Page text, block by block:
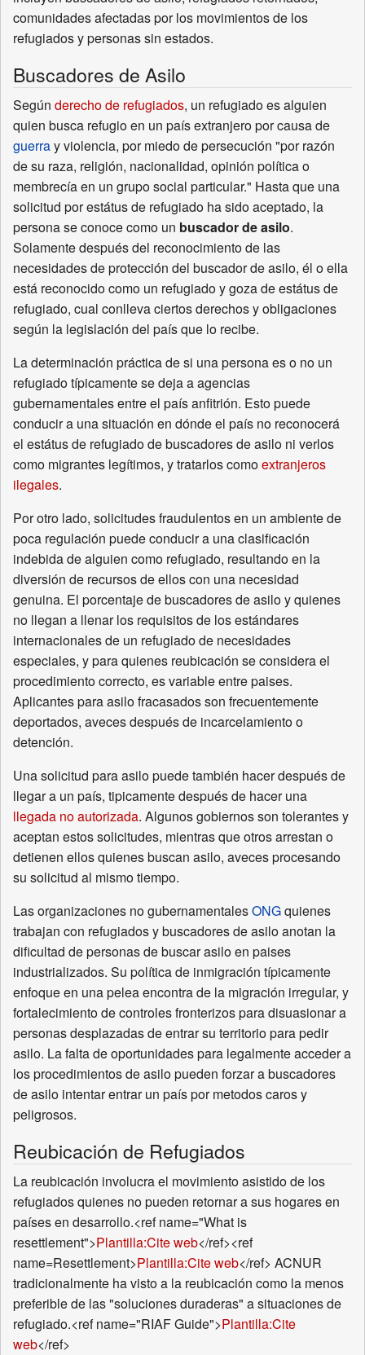
comunidades afectadas por los movimientos de los
refugiados y personas sin estados.
Buscadores de Asilo
Según derecho de refugiados, un refugiado es alguien
quien busca refugio en un país extranjero por causa de
guerray violencia, por miedo de persecución "por razón
de su raza, religión, nacionalidad, opinión política o
membrecía en un grupo social particular." Hasta que una
solicitud por estátus de refugiado ha sido aceptado, la
persona se conoce como un buscador de asilo.
Solamente después del reconocimiento de las
necesidades de protección del buscador de asilo, él o ella
está reconocido como un refugiado y goza de estátus de
refugiado, cual conlleva ciertos derechos y obligaciones
según la legislación del país que lo recibe.
La determinación práctica de si una persona es o no un
refugiado típicamente se deja a agencias
gubernamentales entre el país anfitrión. Esto puede
conducir a una situación en dónde el país no reconocerá
el estátus de refugiado de buscadores de asilo ni verlos
como migrantes legítimos, y tratarlos comoextranjeros
ilegales.
Por otro lado, solicitudes fraudulentos en un ambiente de
poca regulación puede conducir a una clasificación
indebida de alguien como refugiado, resultando en la
diversión de recursos de ellos con una necesidad
genuina. El porcentaje de buscadores de asilo y quienes
no llegan a llenar los requisitos de los estándares
internacionales de un refugiado de necesidades
especiales, y para quienes reubicación se considera el
procedimiento correcto, es variable entre paises.
Aplicantes para asilo fracasados son frecuentemente
deportados, aveces después de incarcelamiento o
detención.
Una solicitud para asilo puede también hacer después de
llegar a un país, tipicamente después de hacer una
llegada no autorizada. Algunos gobiernos son tolerantes y
aceptan estos solicitudes, mientras que otros arrestan o
detienen ellos quienes buscan asilo, aveces procesando
su solicitud al mismo tiempo.
Las organizaciones no gubernamentalesONGquienes
trabajan con refugiados y buscadores de asilo anotan la
dificultad de personas de buscar asilo en paises
industrializados. Su política de inmigración típicamente
enfoque en una pelea encontra de la migración irregular, y
fortalecimiento de controles fronterizos para disuasionar a
personas desplazadas de entrar su territorio para pedir
asilo. La falta de oportunidades para legalmente acceder a
los procedimientos de asilo pueden forzar a buscadores
de asilo intentar entrar un país por metodos caros y
peligrosos.
Reubicación de Refugiados
La reubicación involucra el movimiento asistido de los
refugiados quienes no pueden retornar a sus hogares en
países en desarrollo.<ref name="What is
resettlement">Plantilla:Cite web</ref><ref
name=Resettlement>Plantilla:Cite web</ref> ACNUR
tradicionalmente ha visto a la reubicación como la menos
preferible de las "soluciones duraderas" a situaciones de
refugiado.<ref name="RIAF Guide">Plantilla:Cite
web</ref>